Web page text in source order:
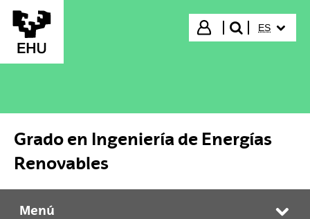
Saltar al contenido principal
Iniciar sesión
buscar"
ES
Grado en Ingeniería de Energías
Renovables
Grado en Ingeniería de Energías Renovables
Menú